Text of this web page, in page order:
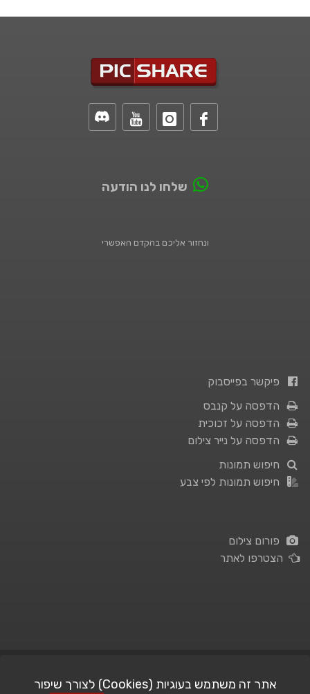
שלחו לנו הודעה
ונחזור אליכם בהקדם האפשרי
פיקשר בפייסבוק
הדפסה על קנבס
הדפסה על זכוכית
הדפסה על נייר צילום
חיפוש תמונות
חיפוש תמונות לפי צבע
פורום צילום
הצטרפו לאתר
אתר זה משתמש בעוגיות (Cookies) לצורך שיפור